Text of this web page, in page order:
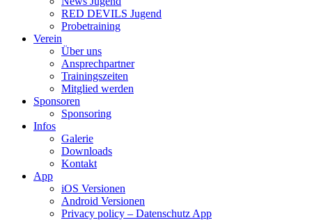
RED DEVILS Jugend
Probetraining
Verein
Über uns
Ansprechpartner
Trainingszeiten
Mitglied werden
Sponsoren
Sponsoring
Infos
Galerie
Downloads
Kontakt
App
iOS Versionen
Android Versionen
Privacy policy – Datenschutz App